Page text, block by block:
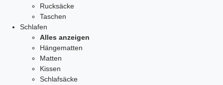
Rucksäcke
Taschen
Schlafen
Alles anzeigen
Hängematten
Matten
Kissen
Schlafsäcke